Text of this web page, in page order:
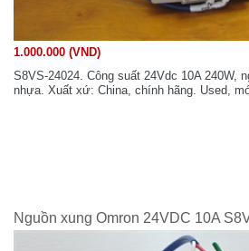
1.000.000 (VND)
S8VS-24024. Công suất 24Vdc 10A 240W,
nhựa. Xuất xứ: China, chính hãng. Used,
Nguồn xung Omron 24VDC 10A